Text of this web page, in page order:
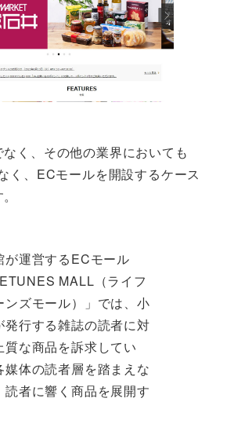
く、その他の業界においても
く、ECモールを開設するケース
が運営するECモール
MALL（ライフ
ンズモール）」では、小
発行する雑誌の読者に対
質な商品を訴求してい
媒体の読者層を踏まえな
読者に響く商品を展開す